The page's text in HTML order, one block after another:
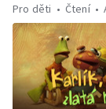
Pro děti
Čtení